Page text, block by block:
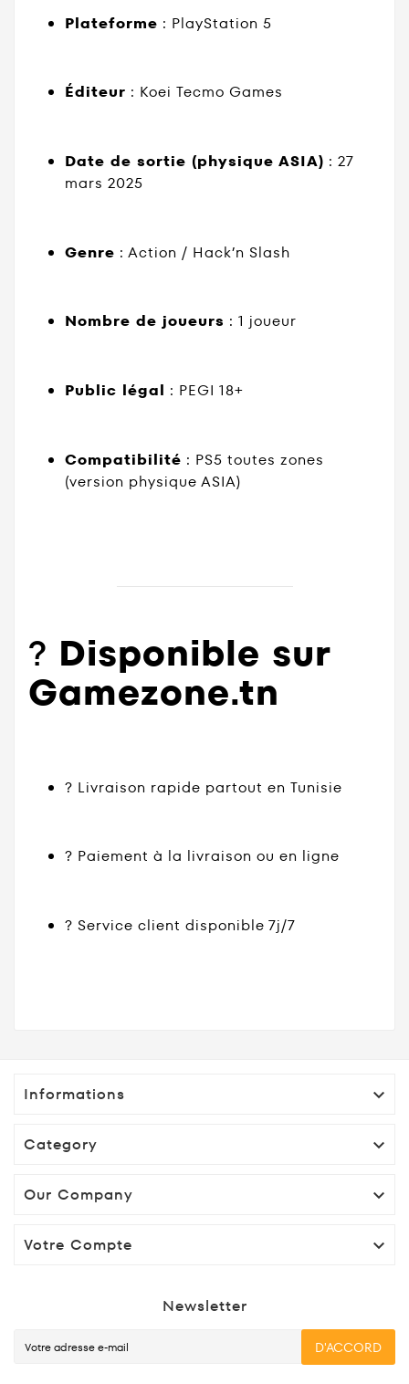
Plateforme : PlayStation 5
Éditeur : Koei Tecmo Games
Date de sortie (physique ASIA) : 27
mars 2025
Genre : Action / Hack’n Slash
Nombre de joueurs : 1 joueur
Public légal : PEGI 18+
Compatibilité : PS5 toutes zones
(version physique ASIA)
? Disponible sur
Gamezone.tn
? Livraison rapide partout en Tunisie
? Paiement à la livraison ou en ligne
? Service client disponible 7j/7
Informations 
Category 
Our Company 
Votre Compte 
Newsletter
D'ACCORD